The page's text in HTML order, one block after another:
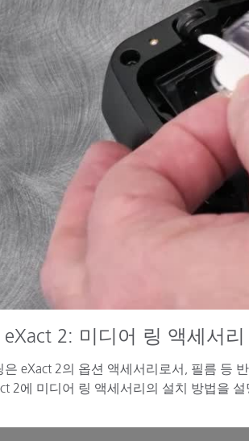
eXact 2: 미디어 링 액세서리
은 eXact 2의 옵션 액세서리로서, 필름 등
2에 미디어 링 액세서리의 설치 방법을